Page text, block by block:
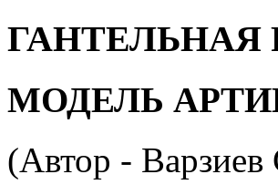
ГАНТЕЛЬНАЯ
МОДЕЛЬ
(Автор - Варзиев